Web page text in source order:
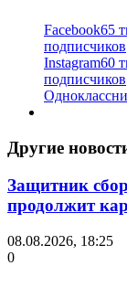
Facebook65
подписчиков
Instagram60
подписчиков
Другие
Защитник
продолжит
08.08.2026, 18:25
0